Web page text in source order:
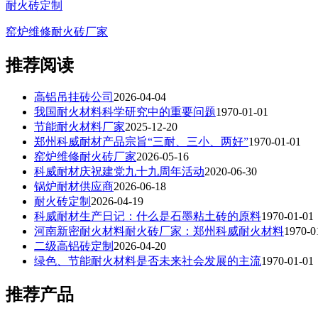
耐火砖定制
窑炉维修耐火砖厂家
推荐阅读
高铝吊挂砖公司 2026-04-04
我国耐火材料科学研究中的重要问题1970-01-01
节能耐火材料厂家2025-12-20
郑州科威耐材产品宗旨“三耐、三小、两好”1970-01-01
窑炉维修耐火砖厂家2026-05-16
科威耐材庆祝建党九十九周年活动2020-06-30
锅炉耐材供应商2026-06-18
耐火砖定制 2026-04-19
科威耐材生产日记：什么是石墨粘土砖的原料1970-01-01
河南新密耐火材料耐火砖厂家：郑州科威耐火材料1970-
二级高铝砖定制 2026-04-20
绿色、节能耐火材料是否未来社会发展的主流1970-01-01
推荐产品